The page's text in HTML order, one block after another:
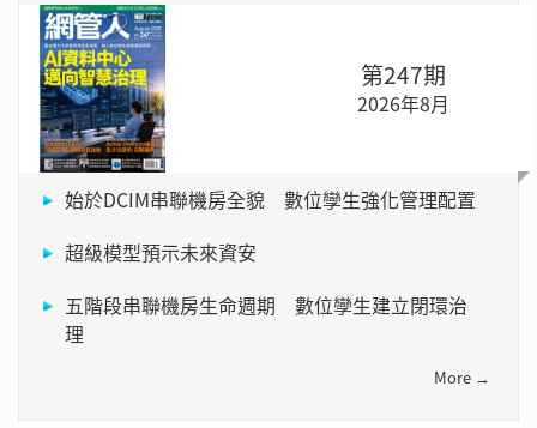
第247期
2026年8月
始於DCIM串聯機房全貌 數位孿生強化管理配置
超級模型預示未來資安
五階段串聯機房生命週期 數位孿生建立閉環治
理
More →